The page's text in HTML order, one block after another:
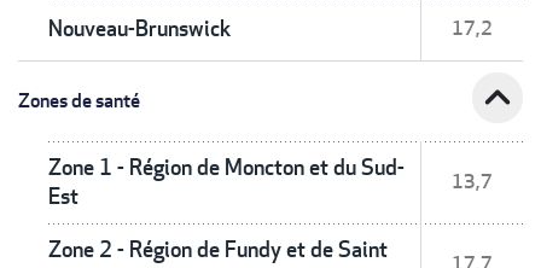
Nouveau-Brunswick 17,2
Zones de santé expand_less
Zone 1 - Région de Moncton et du Sud-
Est
13,7
Zone 2 - Région de Fundy et de Saint